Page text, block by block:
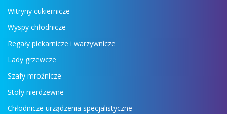
Witryny cukiernicze
Wyspy chłodnicze
Regały piekarnicze i warzywnicze
Lady grzewcze
Szafy mroźnicze
Stoły nierdzewne
Chłodnicze urządzenia specjalistyczne